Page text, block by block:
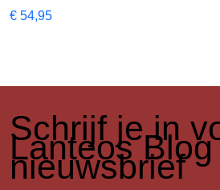
€ 54,95
​Schrijf je in
Lanteos Blog
nieuwsbrief